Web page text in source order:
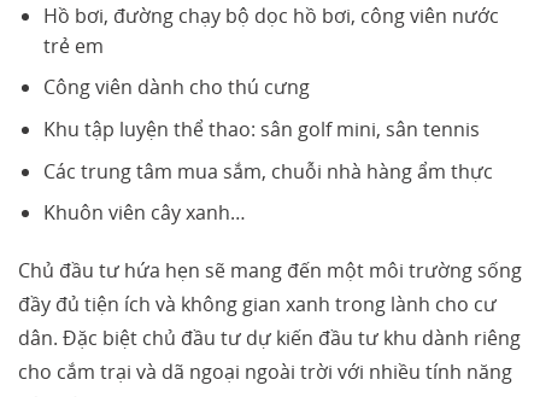
Hồ bơi, đường chạy bộ dọc hồ bơi, công viên nước
trẻ em
Công viên dành cho thú cưng
Khu tập luyện thể thao: sân golf mini, sân tennis
Các trung tâm mua sắm, chuỗi nhà hàng ẩm thực
Khuôn viên cây xanh…
Chủ đầu tư hứa hẹn sẽ mang đến một môi trường sống
đầy đủ tiện ích và không gian xanh trong lành cho cư
dân. Đặc biệt chủ đầu tư dự kiến đầu tư khu dành riêng
cho cắm trại và dã ngoại ngoài trời với nhiều tính năng